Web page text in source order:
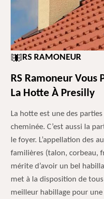
RS RAMONEUR
RS Ramoneur Vous
La Hotte À Presilly
La hotte est une des
cheminée. C’est aussi la
le foyer. L’appellation des
familières (talon, corbeau,
mérite d’avoir un bel
met à la disposition de
meilleur habillage pour